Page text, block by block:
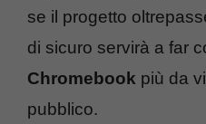
se il progetto
di sicuro servirà a far
Chromebook più da
pubblico.